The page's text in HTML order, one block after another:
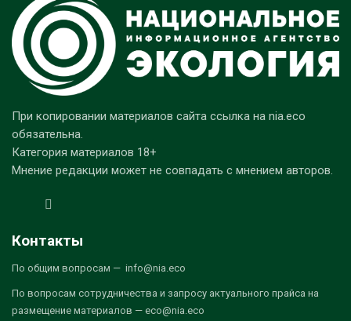
При копировании материалов сайта ссылка на nia.eco
обязательна.
Категория материалов 18+
Мнение редакции может не совпадать с мнением авторов.
Контакты
По общим вопросам — info@nia.eco
По вопросам сотрудничества и запросу актуального прайса на
размещение материалов — eco@nia.eco